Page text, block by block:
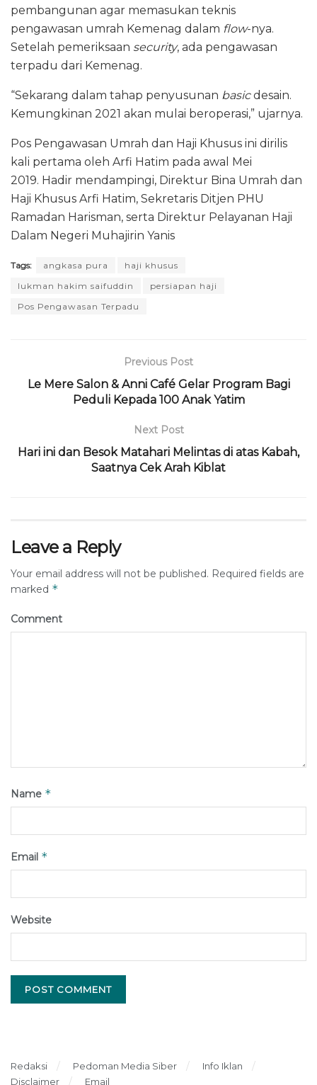
pembangunan agar memasukan teknis
pengawasan umrah Kemenag dalam flow-nya.
Setelah pemeriksaan security, ada pengawasan
terpadu dari Kemenag.
“Sekarang dalam tahap penyusunan basicdesain.
Kemungkinan 2021 akan mulai beroperasi,” ujarnya.
Pos Pengawasan Umrah dan Haji Khusus ini dirilis
kali pertama oleh Arfi Hatim pada awal Mei
2019. Hadir mendampingi, Direktur Bina Umrah dan
Haji Khusus Arfi Hatim, Sekretaris Ditjen PHU
Ramadan Harisman, serta Direktur Pelayanan Haji
Dalam Negeri Muhajirin Yanis
Tags: angkasa pura
haji khusus
lukman hakim saifuddin
persiapan haji
Pos Pengawasan Terpadu
Previous Post
Le Mere Salon & Anni Café Gelar Program Bagi
Peduli Kepada 100 Anak Yatim
Next Post
Hari ini dan Besok Matahari Melintas di atas Kabah,
Saatnya Cek Arah Kiblat
Leave a Reply
Your email address will not be published. Required fields are
marked *
Comment
Name *
Email *
Website
Redaksi Pedoman Media Siber
Info Iklan
Disclaimer
Email